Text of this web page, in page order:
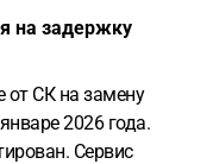
на задержку
от СК на замену
2026 года.
Сервис